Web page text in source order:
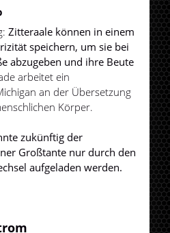
Zitteraale können in einem
speichern, um sie bei
abzugeben und ihre Beute
arbeitet ein
an der Übersetzung
Körper.
zukünftig der
Großtante nur durch den
aufgeladen werden.